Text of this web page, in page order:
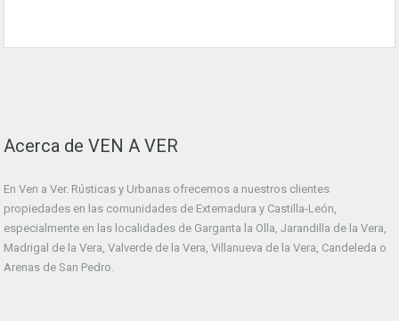
Acerca de VEN A VER
En Ven a Ver. Rústicas y Urbanas ofrecemos a nuestros clientes
propiedades en las comunidades de Extemadura y Castilla-León,
especialmente en las localidades de Garganta la Olla, Jarandilla de la Vera,
Madrigal de la Vera, Valverde de la Vera, Villanueva de la Vera, Candeleda o
Arenas de San Pedro.